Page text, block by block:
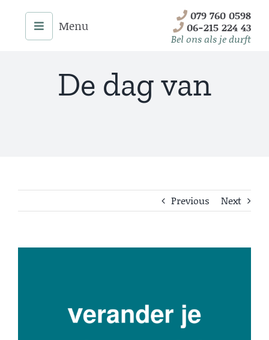
content
079 760 0598
06-215 224 43
Bel ons als je durft
De dag van
Previous Next
Home
Telemarketing
Trainingen